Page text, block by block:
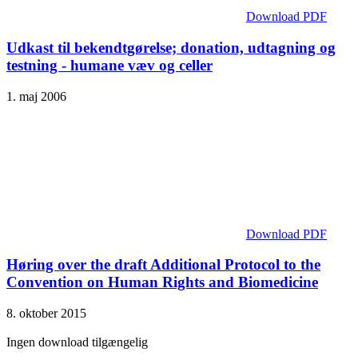
Download PDF
Udkast til bekendtgørelse; donation, udtagning og
testning - humane væv og celler
1. maj 2006
Download PDF
Høring over the draft Additional Protocol to the
Convention on Human Rights and Biomedicine
8. oktober 2015
Ingen download tilgængelig